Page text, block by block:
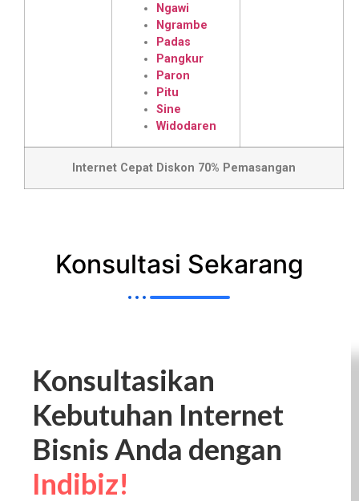
Ngawi
Ngrambe
Padas
Pangkur
Paron
Pitu
Sine
Widodaren
Internet Cepat Diskon 70% Pemasangan
Konsultasi Sekarang
Konsultasikan
Kebutuhan Internet
Bisnis Anda dengan
Indibiz!